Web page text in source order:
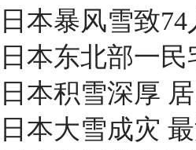
日本暴风雪致
日本东北部一
日本积雪深厚
日本大雪成灾